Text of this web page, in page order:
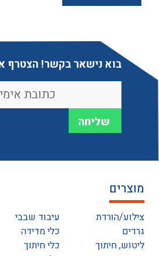
בוא נישאר בקשר! הצטרף
מוצרים
צילוע/הורדת
גרדים
ליטוש, חיתוך
עיבוד שבבי
כלי מדידה
כלי חיתוך